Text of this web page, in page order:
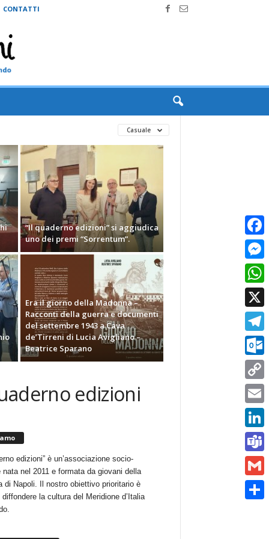
CONTATTI
Casuale
“Il quaderno edizioni” si aggiudica
uno dei premi “Sorrentum”.
Era il giorno della Madonna –
Racconti della guerra e documenti
del settembre 1943 a Cava
de’Tirreni di Lucia Avigliano –
Beatrice Sparano
edizioni
edizioni” è un’associazione socio-
nata nel 2011 e formata da giovani della
di Napoli. Il nostro obiettivo prioritario è
la cultura del Meridione d’Italia
X
Copy
Link
Email
Teams
Gmail